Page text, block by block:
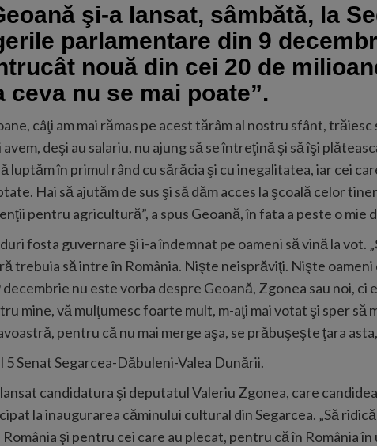
şi-a lansat, sâmbătă, la
parlamentare din 9
nouă din cei 20 de
nu se mai poate”.
câţi am mai rămas pe acest tărâm al nostru sfânt,
deşi au salariu, nu ajung să se întreţină şi să îşi
în primul rând cu sărăcia şi cu inegalitatea, iar cei
Hai să ajutăm de sus şi să dăm acces la şcoală celor
pentru agricultură”, a spus Geoană, în fata a peste o mie
fosta guvernare şi i-a îndemnat pe oameni să vină la
trebuia să intre în România. Nişte neisprăviţi. Nişte oameni
nu este vorba despre Geoană, Zgonea sau noi,
mine, vă mulţumesc foarte mult, m-aţi mai votat şi sper să
pentru că nu mai merge aşa, se prăbuşeşte ţara
Senat Segarcea-Dăbuleni-Valea Dunării.
candidatura şi deputatul Valeriu Zgonea, care
la inaugurarea căminului cultural din Segarcea. „Să
şi pentru cei care au plecat, pentru că în România